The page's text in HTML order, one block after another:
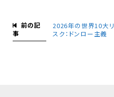
前の記
事
2026年の世界10大リ
スク：ドンロー主義